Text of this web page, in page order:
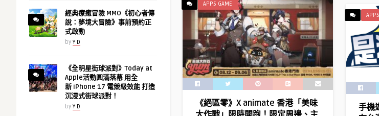
經典療癒冒險 MMO《初心者傳
說：夢境大冒險》事前預約正
式啟動
by Y D
《全明星街球派對》Today at
Apple活動圓滿落幕 用全
新 iPhone 17 電競級效能 打造
沉浸式街球派對！
by Y D
APPS GAME
《絕區零》X animate 香港「美味
手機